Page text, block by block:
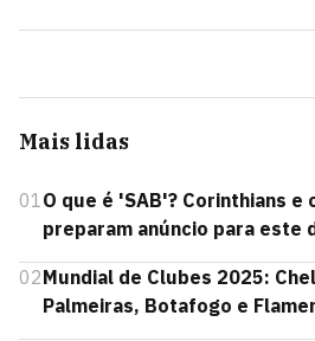
Mais lidas
01O que é 'SAB'? Corinthians
preparam anúncio para este
02Mundial de Clubes 2025:
Palmeiras, Botafogo e